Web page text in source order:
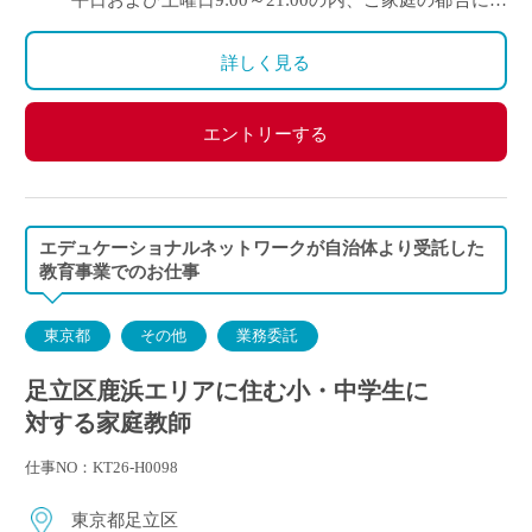
ご自身のご都合の良い時間帯のご家庭をお願いしま
※5月～3月で実施します。
金曜日 14:00～15:30 F家庭／18:00～19:30 G家庭
詳しく見る
エントリーする
エデュケーショナルネットワークが自治体より受託した
教育事業でのお仕事
東京都 その他 業務委託
足立区鹿浜エリアに住む小・中学生に
対する家庭教師
仕事NO：KT26-H0098
東京都足立区